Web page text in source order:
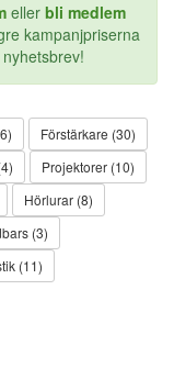
eller bli medlem
kampanjpriserna
Förstärkare (30)
Projektorer (10)
Hörlurar (8)
(3)
(11)